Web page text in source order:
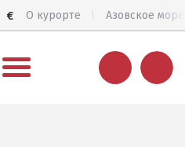
€ О курорте Азовское море